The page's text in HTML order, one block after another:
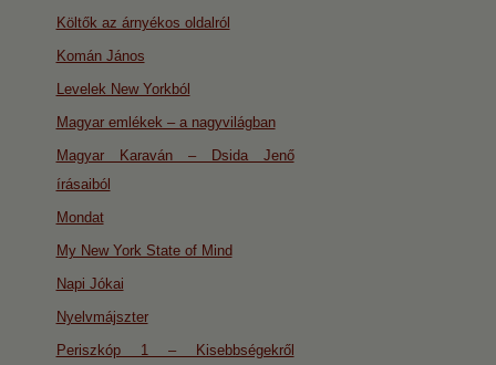
Költők az árnyékos oldalról
Komán János
Levelek New Yorkból
Magyar emlékek – a nagyvilágban
Magyar Karaván – Dsida Jenő
írásaiból
Mondat
My New York State of Mind
Napi Jókai
Nyelvmájszter
Periszkóp 1 – Kisebbségekről